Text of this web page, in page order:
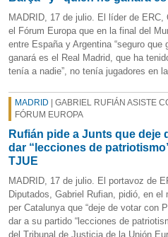
MADRID, 17 de julio. El líder de
el Fórum Europa que en la final del
entre España y Argentina “seguro que
ganará es el Real Madrid, que ha
tenía a nadie”, no tenía jugadores en
MADRID | GABRIEL RUFIÁN ASISTE
FÓRUM EUROPA
Rufián pide a Junts que deje
dar “lecciones de
TJUE
MADRID, 17 de julio. El portavoz de
Diputados, Gabriel Rufian, pidió, en
per Catalunya que “deje de votar con
dar a su partido “lecciones de
del Tribunal de Justicia de la Unión